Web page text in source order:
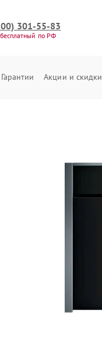
301-55-83
по РФ
Гарантии Акции и скидки